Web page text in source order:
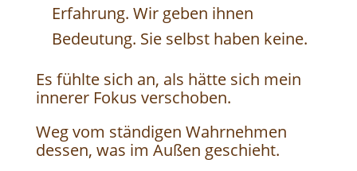
Erfahrung. Wir geben ihnen
Bedeutung. Sie selbst haben keine.
Es fühlte sich an, als hätte sich mein
innerer Fokus verschoben.
Weg vom ständigen Wahrnehmen
dessen, was im Außen geschieht.